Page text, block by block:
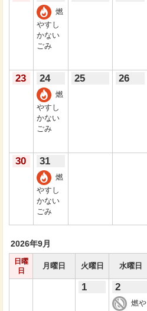
燃
やすし
かない
ごみ
23 24
燃
やすし
かない
ごみ
25 26
30 31
燃
やすし
かない
ごみ
2026年9月
日曜
日
月曜日 火曜日 水曜日
1 2
燃や